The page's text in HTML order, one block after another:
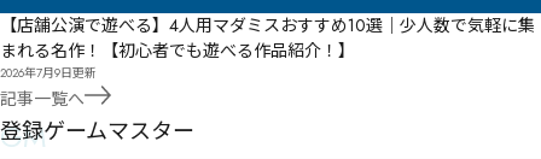
【店舗公演で遊べる】4人用マダミスおすすめ10選｜少人数で気軽に集
まれる名作！【初心者でも遊べる作品紹介！】
2026年7月9日更新
記事一覧へ
GM
登録ゲームマスター